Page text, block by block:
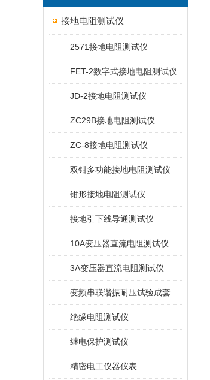
接地电阻测试仪
2571接地电阻测试仪
FET-2数字式接地电阻测试仪
JD-2接地电阻测试仪
ZC29B接地电阻测试仪
ZC-8接地电阻测试仪
双钳多功能接地电阻测试仪
钳形接地电阻测试仪
接地引下线导通测试仪
10A变压器直流电阻测试仪
3A变压器直流电阻测试仪
绝缘电阻测试仪
继电保护测试仪
精密电工仪器仪表